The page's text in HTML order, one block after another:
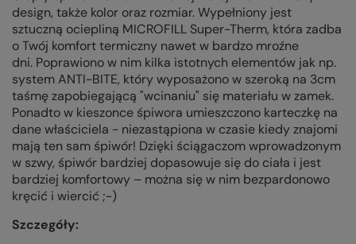
design, także kolor oraz rozmiar. Wypełniony jest
sztuczną ociepliną MICROFILL Super-Therm, która zadba
o Twój komfort termiczny nawet w bardzo mroźne
dni. Poprawiono w nim kilka istotnych elementów jak np.
system ANTI-BITE, który wyposażono w szeroką na 3cm
taśmę zapobiegającą "wcinaniu" się materiału w zamek.
Ponadto w kieszonce śpiwora umieszczono karteczkę na
dane właściciela - niezastąpiona w czasie kiedy znajomi
mają ten sam śpiwór! Dzięki ściągaczom wprowadzonym
w szwy, śpiwór bardziej dopasowuje się do ciała i jest
bardziej komfortowy – można się w nim bezpardonowo
kręcić i wiercić ;-)
Szczegóły: